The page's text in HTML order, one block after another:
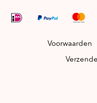
Voorwaarden